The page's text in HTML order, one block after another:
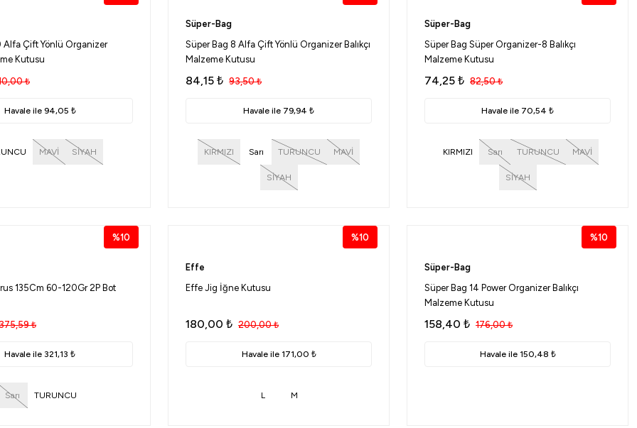
Alfa Çift Yönlü Organizer
Kutusu
₺
Havale ile 94,05 ₺
MAVİ SİYAH
Süper-Bag
Süper Bag 8 Alfa Çift Yönlü Organizer Balıkçı
Malzeme Kutusu
84,15 ₺ 93,50₺
Havale ile 79,94 ₺
KIRMIZI Sarı TURUNCU MAVİ
SİYAH
Süper-Bag
Süper Bag Süper Organizer-8 Balıkçı
Malzeme Kutusu
74,25 ₺ 82,50₺
Havale ile 70,54 ₺
KIRMIZI Sarı TURUNCU MAVİ
SİYAH
%10
135Cm 60-120Gr 2P Bot
₺
Havale ile 321,13 ₺
Sarı TURUNCU
%10
Effe
Effe Jig İğne Kutusu
180,00 ₺ 200,00₺
Havale ile 171,00 ₺
L M
%10
Süper-Bag
Süper Bag 14 Power Organizer Balıkçı
Malzeme Kutusu
158,40 ₺ 176,00₺
Havale ile 150,48 ₺